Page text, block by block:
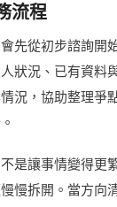
流程
先從初步諮詢開
狀況、已有資料
況，協助整理爭
是讓事情變得更
慢拆開。當方向